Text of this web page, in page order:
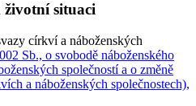
situaci
církví a náboženských
Sb., o svobodě náboženského
společností a o změně
a náboženských společnostech),